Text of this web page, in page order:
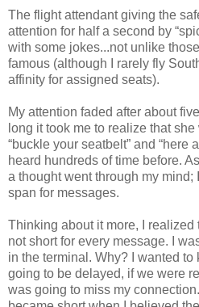
The flight attendant giving the
attention for half a second by
with some jokes...not unlike
famous (although I rarely fly
affinity for assigned seats).
My attention faded after about
long it took me to realize that
“buckle your seatbelt” and “here
heard hundreds of time before.
a thought went through my mind;
span for messages.
Thinking about it more, I realized
not short for every message. I
in the terminal. Why? I wanted
going to be delayed, if we were
was going to miss my